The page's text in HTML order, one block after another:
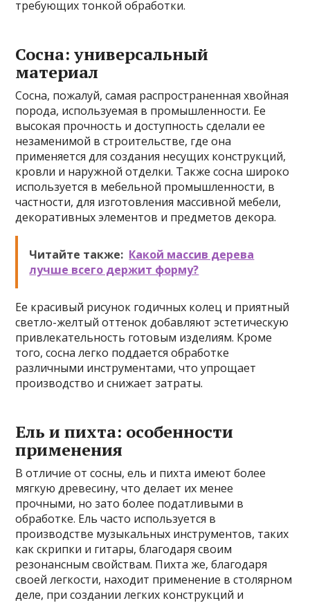
требующих тонкой обработки.
Сосна: универсальный
материал
Сосна, пожалуй, самая распространенная хвойная
порода, используемая в промышленности. Ее
высокая прочность и доступность сделали ее
незаменимой в строительстве, где она
применяется для создания несущих конструкций,
кровли и наружной отделки. Также сосна широко
используется в мебельной промышленности, в
частности, для изготовления массивной мебели,
декоративных элементов и предметов декора.
Читайте также: Какой массив дерева
лучше всего держит форму?
Ее красивый рисунок годичных колец и приятный
светло-желтый оттенок добавляют эстетическую
привлекательность готовым изделиям. Кроме
того, сосна легко поддается обработке
различными инструментами, что упрощает
производство и снижает затраты.
Ель и пихта: особенности
применения
В отличие от сосны, ель и пихта имеют более
мягкую древесину, что делает их менее
прочными, но зато более податливыми в
обработке. Ель часто используется в
производстве музыкальных инструментов, таких
как скрипки и гитары, благодаря своим
резонансным свойствам. Пихта же, благодаря
своей легкости, находит применение в столярном
деле, при создании легких конструкций и